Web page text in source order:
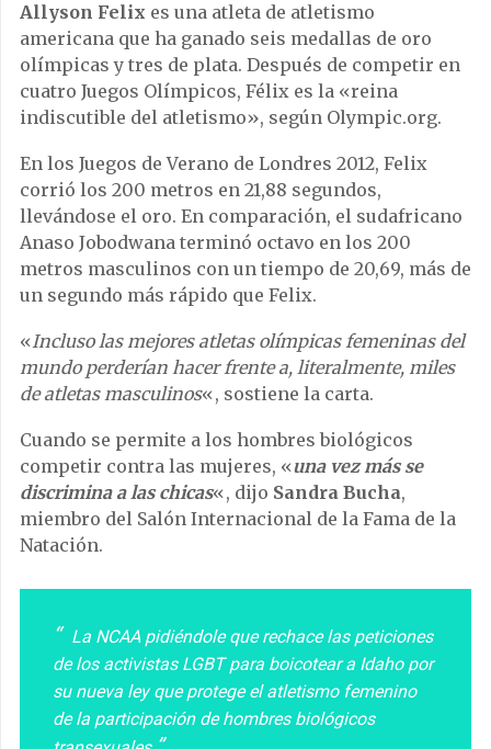
Allyson Felix es una atleta de atletismo
americana que ha ganado seis medallas de oro
olímpicas y tres de plata. Después de competir en
cuatro Juegos Olímpicos, Félix es la «reina
indiscutible del atletismo», según Olympic.org.
En los Juegos de Verano de Londres 2012, Felix
corrió los 200 metros en 21,88 segundos,
llevándose el oro. En comparación, el sudafricano
Anaso Jobodwana terminó octavo en los 200
metros masculinos con un tiempo de 20,69, más de
un segundo más rápido que Felix.
«Incluso las mejores atletas olímpicas femeninas del
mundo perderían hacer frente a, literalmente, miles
de atletas masculinos«, sostiene la carta.
Cuando se permite a los hombres biológicos
competir contra las mujeres, «una vez más se
discrimina a las chicas«, dijo Sandra Bucha,
miembro del Salón Internacional de la Fama de la
Natación.
La NCAA pidiéndole que rechace las peticiones
de los activistas LGBT para boicotear a Idaho por
su nueva ley que protege el atletismo femenino
de la participación de hombres biológicos